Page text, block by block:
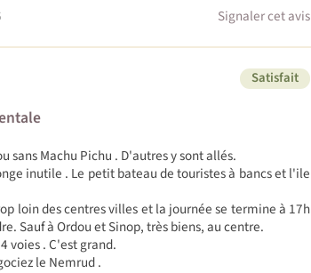
Signaler cet avis
Satisfait
sans Machu Pichu . D'autres y sont allés.
inutile . Le petit bateau de touristes à bancs et l'ile
loin des centres villes et la journée se termine à 17h
Sauf à Ordou et Sinop, très biens, au centre.
voies . C'est grand.
le Nemrud .